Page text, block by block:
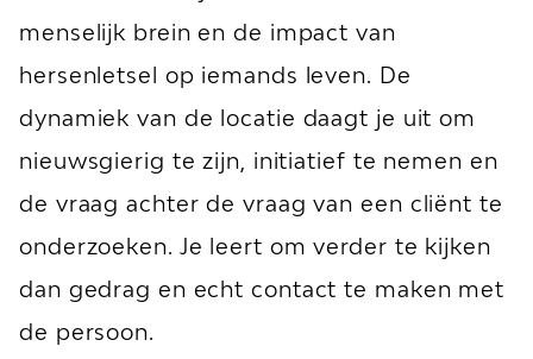
menselijk brein en de impact van
hersenletsel op iemands leven. De
dynamiek van de locatie daagt je uit om
nieuwsgierig te zijn, initiatief te nemen en
de vraag achter de vraag van een cliënt te
onderzoeken. Je leert om verder te kijken
dan gedrag en echt contact te maken met
de persoon.